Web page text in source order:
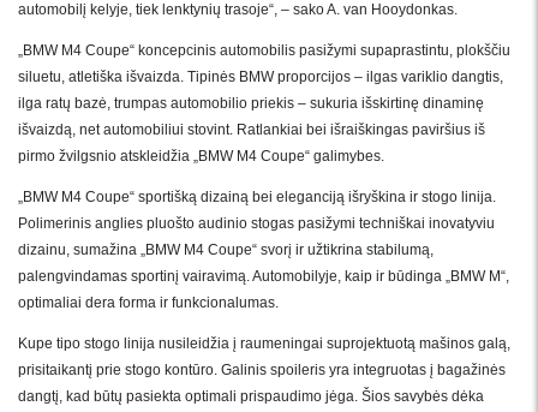
automobilį kelyje, tiek lenktynių trasoje“, – sako A. van Hooydonkas.
„BMW M4 Coupe“ koncepcinis automobilis pasižymi supaprastintu, plokščiu
siluetu, atletiška išvaizda. Tipinės BMW proporcijos – ilgas variklio dangtis,
ilga ratų bazė, trumpas automobilio priekis – sukuria išskirtinę dinaminę
išvaizdą, net automobiliui stovint. Ratlankiai bei išraiškingas paviršius iš
pirmo žvilgsnio atskleidžia „BMW M4 Coupe“ galimybes.
„BMW M4 Coupe“ sportišką dizainą bei eleganciją išryškina ir stogo linija.
Polimerinis anglies pluošto audinio stogas pasižymi techniškai inovatyviu
dizainu, sumažina „BMW M4 Coupe“ svorį ir užtikrina stabilumą,
palengvindamas sportinį vairavimą. Automobilyje, kaip ir būdinga „BMW M“,
optimaliai dera forma ir funkcionalumas.
Kupe tipo stogo linija nusileidžia į raumeningai suprojektuotą mašinos galą,
prisitaikantį prie stogo kontūro. Galinis spoileris yra integruotas į bagažinės
dangtį, kad būtų pasiekta optimali prispaudimo jėga. Šios savybės dėka